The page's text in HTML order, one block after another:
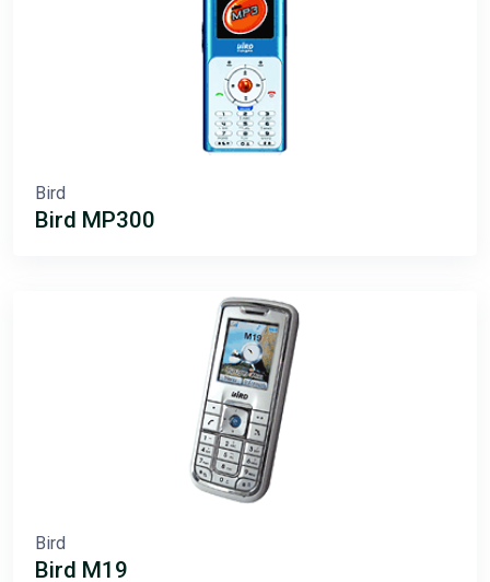
Bird
Bird MP300
Bird
Bird M19